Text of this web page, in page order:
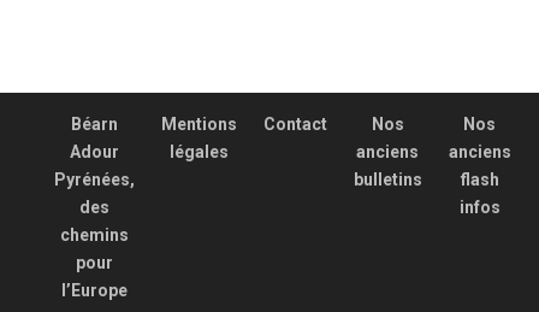
Béarn
Adour
Pyrénées,
des
chemins
pour
l’Europe
Mentions
légales
Contact
Nos
anciens
bulletins
Nos
anciens
flash
infos